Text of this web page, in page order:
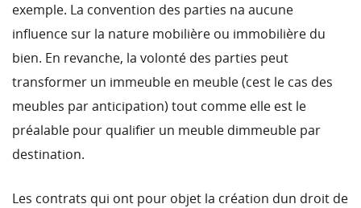
exemple. La convention des parties na aucune
influence sur la nature mobilière ou immobilière du
bien. En revanche, la volonté des parties peut
transformer un immeuble en meuble (cest le cas des
meubles par anticipation) tout comme elle est le
préalable pour qualifier un meuble dimmeuble par
destination.
Les contrats qui ont pour objet la création dun droit de